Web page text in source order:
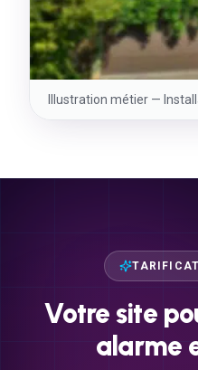
Illustration métier —
Votre site
alarme